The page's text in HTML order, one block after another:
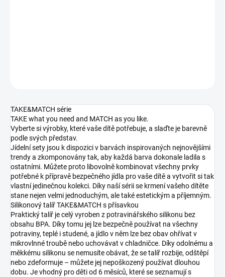
TAKE&MATCH série
TAKE what you need and MATCH as you like.
Vyberte si výrobky, které vaše dítě potřebuje, a slaďte je barevně
podle svých představ.
Jídelní sety jsou k dispozici v barvách inspirovaných nejnovějšími
trendy a zkomponovány tak, aby každá barva dokonale ladila s
ostatními. Můžete proto libovolně kombinovat všechny prvky
potřebné k přípravě bezpečného jídla pro vaše dítě a vytvořit si tak
vlastní jedinečnou kolekci. Díky naší sérii se krmení vašeho dítěte
stane nejen velmi jednoduchým, ale také estetickým a příjemným.
Silikonový talíř TAKE&MATCH s přísavkou
Praktický talíř je celý vyroben z potravinářského silikonu bez
obsahu BPA. Díky tomu jej lze bezpečně používat na všechny
potraviny, teplé i studené, a jídlo v něm lze bez obav ohřívat v
mikrovlnné troubě nebo uchovávat v chladničce. Díky odolnému a
měkkému silikonu se nemusíte obávat, že se talíř rozbije, odštěpí
nebo zdeformuje – můžete jej nepoškozený používat dlouhou
dobu. Je vhodný pro děti od 6 měsíců, které se seznamují s